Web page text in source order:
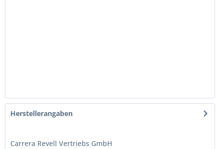
Herstellerangaben
Carrera Revell Vertriebs GmbH